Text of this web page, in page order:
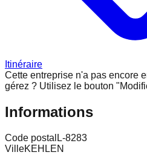
Itinéraire
Cette entreprise n'a pas encore
gérez ? Utilisez le bouton
Informations
Code postal L-8283
VilleKEHLEN